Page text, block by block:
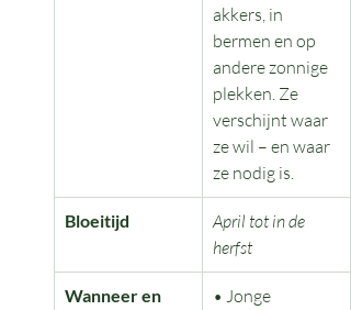
akkers, in
bermen en op
andere zonnige
plekken. Ze
verschijnt waar
ze wil – en waar
ze nodig is.
Bloeitijd
April tot in de
herfst
Wanneer en
• Jonge